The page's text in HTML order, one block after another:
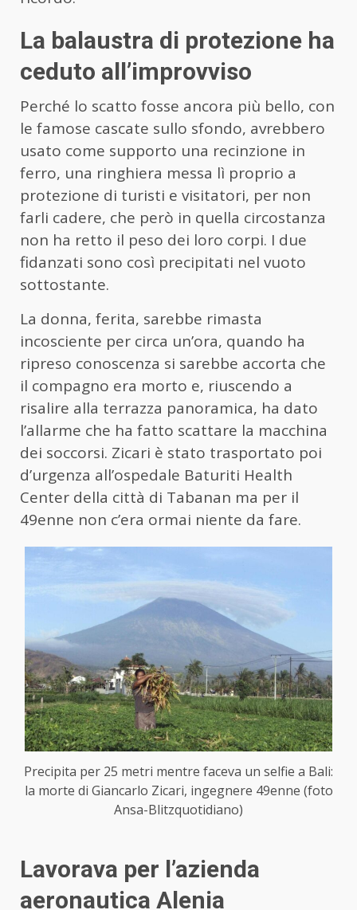
La balaustra di protezione ha
ceduto all’improvviso
Perché lo scatto fosse ancora più bello, con
le famose cascate sullo sfondo, avrebbero
usato come supporto una recinzione in
ferro, una ringhiera messa lì proprio a
protezione di turisti e visitatori, per non
farli cadere, che però in quella circostanza
non ha retto il peso dei loro corpi. I due
fidanzati sono così precipitati nel vuoto
sottostante.
La donna, ferita, sarebbe rimasta
incosciente per circa un’ora, quando ha
ripreso conoscenza si sarebbe accorta che
il compagno era morto e, riuscendo a
risalire alla terrazza panoramica, ha dato
l’allarme che ha fatto scattare la macchina
dei soccorsi. Zicari è stato trasportato poi
d’urgenza all’ospedale Baturiti Health
Center della città di Tabanan ma per il
49enne non c’era ormai niente da fare.
Precipita per 25 metri mentre faceva un selfie a Bali:
la morte di Giancarlo Zicari, ingegnere 49enne (foto
Ansa-Blitzquotidiano)
Lavorava per l’azienda
aeronautica Alenia